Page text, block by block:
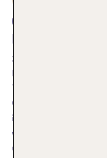
Mallorca im
25.08.2023
Du planst im Oktober
TUI Bloggerin Iris gibt
Oktober am besten
im Oktober bedeutet
warmen Mittelmeer,
und ab und zu den